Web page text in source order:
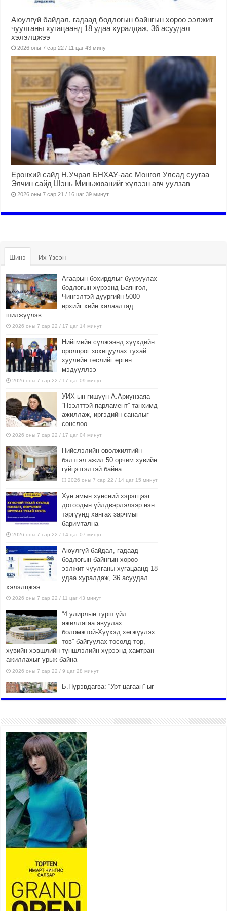
Аюулгүй байдал, гадаад бодлогын байнгын хороо ээлжит
чуулганы хугацаанд 18 удаа хуралдаж, 36 асуудал
хэлэлцжээ
2026 оны 7 сар 22 / 11 цаг 43 минут
Ерөнхий сайд Н.Учрал БНХАУ-аас Монгол Улсад суугаа
Элчин сайд Шэнь Миньжюанийг хүлээн авч уулзав
2026 оны 7 сар 21 / 16 цаг 39 минут
Шинэ Их Үзсэн
Агаарын бохирдлыг бууруулах
бодлогын хүрээнд Баянгол,
Чингэлтэй дүүргийн 5000
өрхийг хийн халаалтад
шилжүүлэв
2026 оны 7 сар 22 / 17 цаг 14 минут
Нийгмийн сүлжээнд хүүхдийн
оролцоог зохицуулах тухай
хуулийн төслийг өргөн
мэдүүллээ
2026 оны 7 сар 22 / 17 цаг 09 минут
УИХ-ын гишүүн А.Ариунзаяа
“Нээлттэй парламент” танхимд
ажиллаж, иргэдийн саналыг
сонслоо
2026 оны 7 сар 22 / 17 цаг 04 минут
Нийслэлийн өвөлжилтийн
бэлтгэл ажил 50 орчим хувийн
гүйцэтгэлтэй байна
2026 оны 7 сар 22 / 14 цаг 15 минут
Хүн амын хүнсний хэрэгцээг
дотоодын үйлдвэрлэлээр нэн
тэргүүнд хангах зарчмыг
баримтална
2026 оны 7 сар 22 / 14 цаг 07 минут
Аюулгүй байдал, гадаад
бодлогын байнгын хороо
ээлжит чуулганы хугацаанд 18
удаа хуралдаж, 36 асуудал
хэлэлцжээ
2026 оны 7 сар 22 / 11 цаг 43 минут
“4 улирлын турш үйл
ажиллагаа явуулах
боломжтой-Хүүхэд хөгжүүлэх
төв” байгуулах төсөлд төр,
хувийн хэвшлийн түншлэлийн хүрээнд хамтран
ажиллахыг урьж байна
2026 оны 7 сар 22 / 9 цаг 28 минут
Б.Пүрэвдагва: “Урт цагаан”-ыг
2026 оны 7 сар 21 / 16 цаг 47 минут
Тусгай замын автобус /BRT/
төслийн удирдах хорооны
ээлжит хуралдаан боллоо
2026 оны 7 сар 21 / 16 цаг 43 минут
Ерөнхий сайд Н.Учрал БНХАУ-
аас Монгол Улсад суугаа
Элчин сайд Шэнь
Миньжюанийг хүлээн авч
уулзав
2026 оны 7 сар 21 / 16 цаг 39 минут
БҮГД НАЙРАМДАХ ТАЖИКИСТАН УЛСТАЙ
ЭДИЙН ЗАСГИЙН ХАМТЫН АЖИЛЛАГААГ
ӨРГӨЖҮҮЛНЭ
2026 оны 7 сар 21 / 16 цаг 34 минут
26,992 суралцагч хотхоны бага сургуульд, 8100
суралцагч төрөлжсөн ахлах сургуульд